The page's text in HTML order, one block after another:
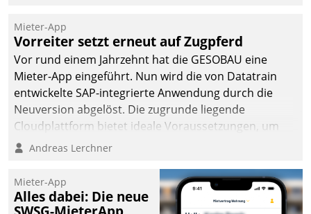
Mieter-App
Vorreiter setzt erneut auf Zugpferd
Vor rund einem Jahrzehnt hat die GESOBAU eine
Mieter-App eingeführt. Nun wird die von Datatrain
entwickelte SAP-integrierte Anwendung durch die
Neuversion abgelöst. Die zugrunde liegende
Cloudplattform bietet ideale Voraussetzungen, um
die Funktionalität der App zu erweitern und weitere
integrieren.
Andreas Lerchner
Mieter-App
Alles dabei: Die neue